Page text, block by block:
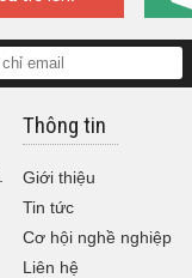
Thông tin
Giới thiệu
Tin tức
Cơ hội nghề nghiệp
Liên hệ